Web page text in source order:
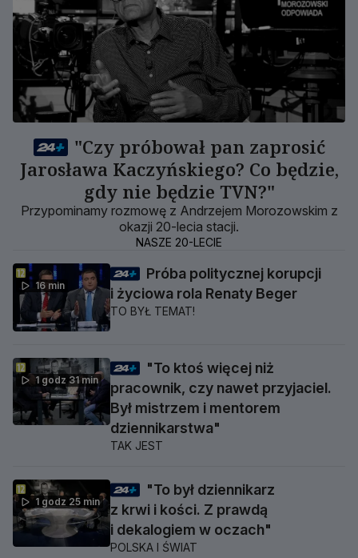
"Czy próbował pan zaprosić
Jarosława Kaczyńskiego? Co będzie,
gdy nie będzie TVN?"
Przypominamy rozmowę z Andrzejem Morozowskim z
okazji 20-lecia stacji.
NASZE 20-LECIE
16 min
Próba politycznej korupcji
i życiowa rola Renaty Beger
TO BYŁ TEMAT!
1 godz 31 min
"To ktoś więcej niż
pracownik, czy nawet przyjaciel.
Był mistrzem i mentorem
dziennikarstwa"
TAK JEST
1 godz 25 min
"To był dziennikarz
z krwi i kości. Z prawdą
i dekalogiem w oczach"
POLSKA I ŚWIAT